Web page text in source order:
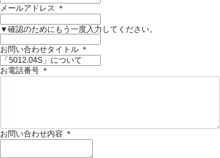
メールアドレス ＊
▼確認のためにもう一度入力してください。
お問い合わせタイトル ＊
お電話番号 ＊
お問い合わせ内容 ＊